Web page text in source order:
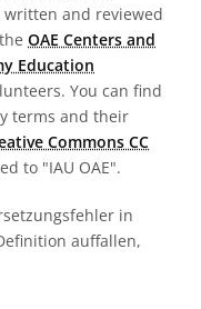
and reviewed
OAE Centers and
Education
You can find
terms and their
Commons CC
to "IAU OAE".
in
auffallen,